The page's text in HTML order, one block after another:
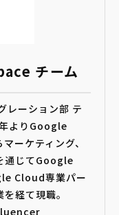
チーム
レーション部 テ
よりGoogle
ーケティング、
通じてGoogle
Cloud専業パー
経て現職。